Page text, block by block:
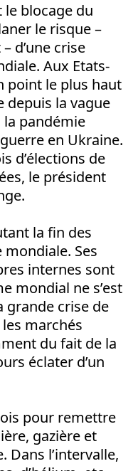
le blocage du
le risque –
d’une crise
Aux Etats-
point le plus haut
depuis la vague
pandémie
en Ukraine.
d’élections de
le président
la fin des
Ses
internes sont
mondial ne s’est
grande crise de
marchés
du fait de la
éclater d’un
pour remettre
gazière et
Dans l’intervalle,